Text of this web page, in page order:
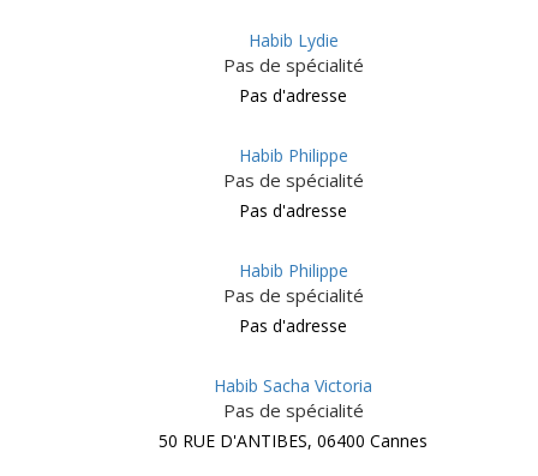
Habib Lydie
Pas de spécialité
Pas d'adresse
Habib Philippe
Pas de spécialité
Pas d'adresse
Habib Philippe
Pas de spécialité
Pas d'adresse
Habib Sacha Victoria
Pas de spécialité
50 RUE D'ANTIBES, 06400 Cannes